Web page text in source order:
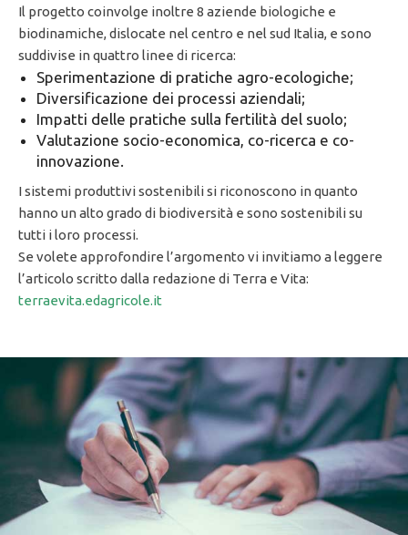
Il progetto coinvolge inoltre 8 aziende biologiche e
biodinamiche, dislocate nel centro e nel sud Italia, e sono
suddivise in quattro linee di ricerca:
Sperimentazione di pratiche agro-ecologiche;
Diversificazione dei processi aziendali;
Impatti delle pratiche sulla fertilità del suolo;
Valutazione socio-economica, co-ricerca e co-
innovazione.
I sistemi produttivi sostenibili si riconoscono in quanto
hanno un alto grado di biodiversità e sono sostenibili su
tutti i loro processi.
Se volete approfondire l’argomento vi invitiamo a leggere
l’articolo scritto dalla redazione di Terra e Vita:
terraevita.edagricole.it